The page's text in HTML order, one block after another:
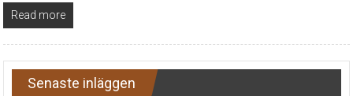
Read more
Senaste inläggen